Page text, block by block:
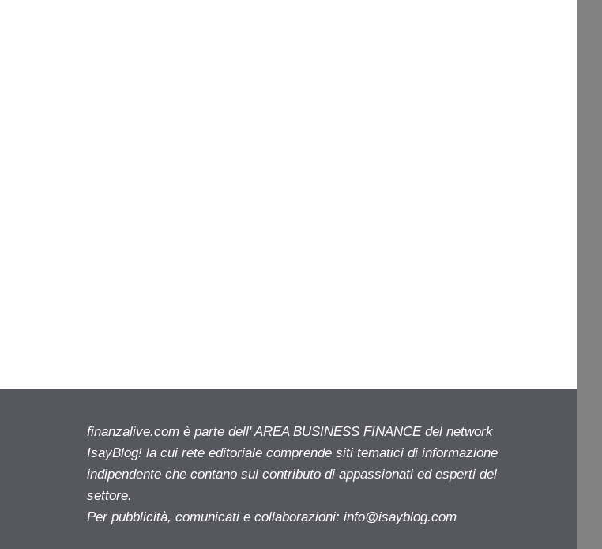
finanzalive.com è parte dell' AREA BUSINESS FINANCE del network
IsayBlog! la cui rete editoriale comprende siti tematici di informazione
indipendente che contano sul contributo di appassionati ed esperti del
settore.
Per pubblicità, comunicati e collaborazioni: info@isayblog.com